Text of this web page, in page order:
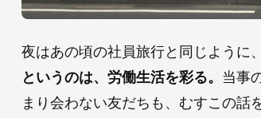
夜はあの頃の社員旅行と同じように
というのは、労働生活を彩る。 当事
まり会わない友だちも、むすこの話